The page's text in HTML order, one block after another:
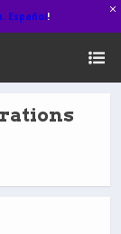
Español!